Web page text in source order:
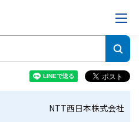
NTT西日本株式会社